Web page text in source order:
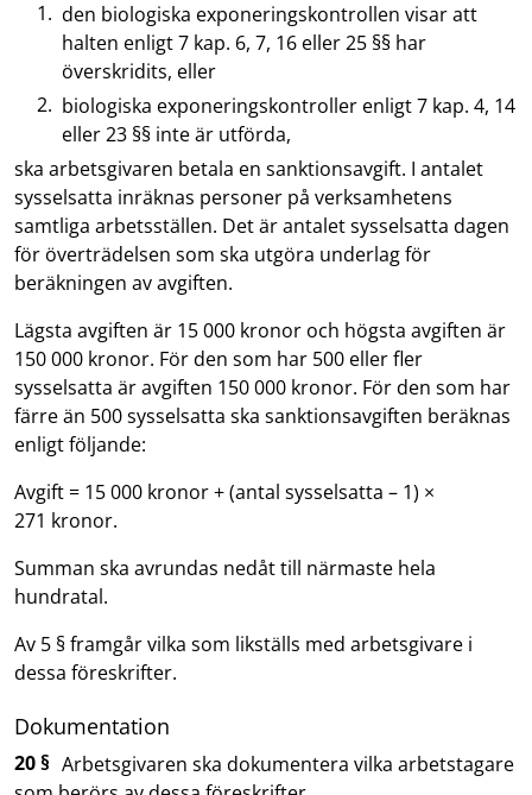
den biologiska exponeringskontrollen visar att
halten enligt 7 kap. 6, 7, 16 eller 25 §§ har
överskridits, eller
biologiska exponeringskontroller enligt 7 kap. 4, 14
eller 23 §§ inte är utförda,
ska arbetsgivaren betala en sanktionsavgift. I antalet
sysselsatta inräknas personer på verksamhetens
samtliga arbetsställen. Det är antalet sysselsatta dagen
för överträdelsen som ska utgöra underlag för
beräkningen av avgiften.
Lägsta avgiften är 15 000 kronor och högsta avgiften är
150 000 kronor. För den som har 500 eller fler
sysselsatta är avgiften 150 000 kronor. För den som har
färre än 500 sysselsatta ska sanktionsavgiften beräknas
enligt följande:
Avgift = 15 000 kronor + (antal sysselsatta – 1) ×
271 kronor.
Summan ska avrundas nedåt till närmaste hela
hundratal.
Av 5 § framgår vilka som likställs med arbetsgivare i
dessa föreskrifter.
Dokumentation
20 § Arbetsgivaren ska dokumentera vilka arbetstagare